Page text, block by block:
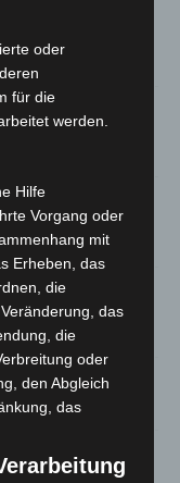
in Niedersachsen
schnell
starten beim
Polizei sucht
Baustelle
oder
für die
werden.
Hilfe
Vorgang oder
mit
Erheben, das
die
das
die
oder
den Abgleich
das